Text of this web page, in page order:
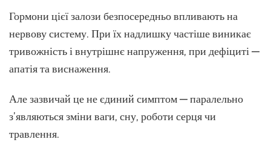
Гормони цієї залози безпосередньо впливають на
нервову систему. При їх надлишку частіше виникає
тривожність і внутрішнє напруження, при дефіциті —
апатія та виснаження.
Але зазвичай це не єдиний симптом — паралельно
з’являються зміни ваги, сну, роботи серця чи
травлення.